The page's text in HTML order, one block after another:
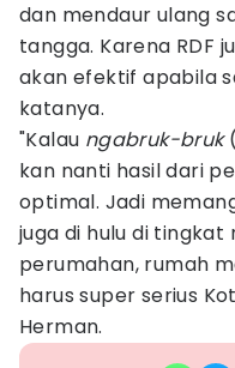
dan mendaur ulang
tangga. Karena RDF
akan efektif apabila
katanya.
"Kalau ngabruk-bruk
kan nanti hasil dari
optimal. Jadi
juga di hulu di
perumahan, rumah
harus super serius
Herman.